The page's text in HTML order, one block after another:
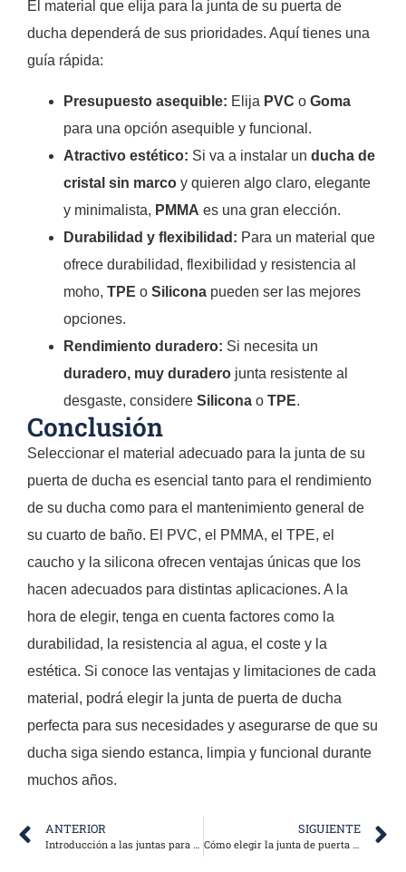
El material que elija para la junta de su puerta de
ducha dependerá de sus prioridades. Aquí tienes una
guía rápida:
Presupuesto asequible: Elija PVC o Goma
para una opción asequible y funcional.
Atractivo estético: Si va a instalar un ducha de
cristal sin marco y quieren algo claro, elegante
y minimalista, PMMA es una gran elección.
Durabilidad y flexibilidad: Para un material que
ofrece durabilidad, flexibilidad y resistencia al
moho, TPE o Silicona pueden ser las mejores
opciones.
Rendimiento duradero: Si necesita un
duradero, muy duradero junta resistente al
desgaste, considere Silicona o TPE.
Conclusión
Seleccionar el material adecuado para la junta de su
puerta de ducha es esencial tanto para el rendimiento
de su ducha como para el mantenimiento general de
su cuarto de baño. El PVC, el PMMA, el TPE, el
caucho y la silicona ofrecen ventajas únicas que los
hacen adecuados para distintas aplicaciones. A la
hora de elegir, tenga en cuenta factores como la
durabilidad, la resistencia al agua, el coste y la
estética. Si conoce las ventajas y limitaciones de cada
material, podrá elegir la junta de puerta de ducha
perfecta para sus necesidades y asegurarse de que su
ducha siga siendo estanca, limpia y funcional durante
muchos años.
ANTERIOR
Introducción a las juntas para puertas de ducha: Por qué son esenciales para su cuarto de baño
SIGUIENTE
Cómo elegir la junta de puerta de ducha adecuada en función del método de instalación